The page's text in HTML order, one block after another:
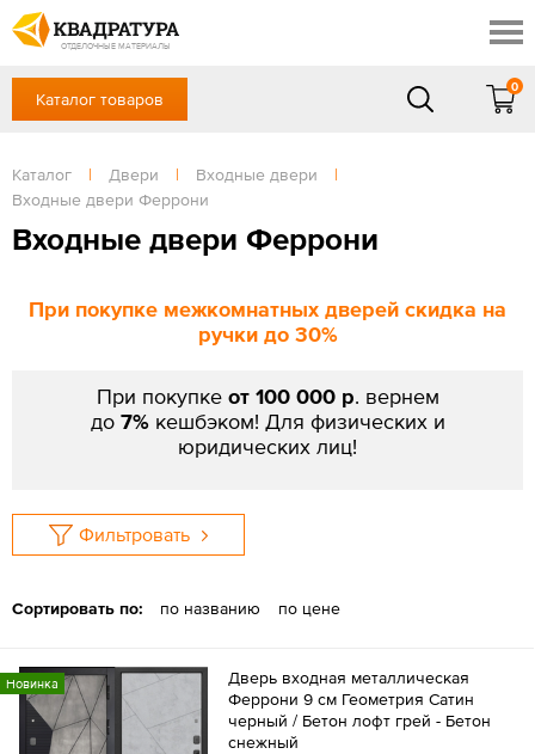
ОТДЕЛОЧНЫЕ МАТЕРИАЛЫ
Профи
Доставка и оплата
Готовые решения
Акции
Отзывы
+7 (3822) 48-94-10
Сб, Вс — выходной
ЗАКАЗАТЬ ЗВОНОК
Вход / Регистрация
Каталог товаров
0
Каталог | Двери | Входные двери
|
Входные двери Феррони
Входные двери Феррони
При покупке межкомнатных дверей скидка на
ручки до 30%
При покупке от 100 000 р. вернем
до 7% кешбэком! Для физических и
юридических лиц!
Фильтровать
Сортировать по: по названию по цене
Новинка
Дверь входная металлическая
Феррони 9 см Геометрия Сатин
черный / Бетон лофт грей - Бетон
снежный